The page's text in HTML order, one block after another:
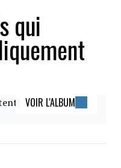
qui
VOIR L'ALBUM